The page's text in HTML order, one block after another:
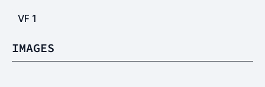
VF 1
IMAGES